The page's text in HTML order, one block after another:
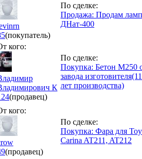
(покупатель)
По сделке:
Продажа: Продам
ДНат-400
кого:
К
(продавец)
По сделке:
Покупка: Бетон М250
завода изготовителя(11
лет производства)
кого:
(продавец)
По сделке:
Покупка: Фара для
Carina AT211, AT212